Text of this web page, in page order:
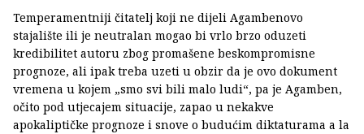
Temperamentniji čitatelj koji ne dijeli Agambenovo
stajalište ili je neutralan mogao bi vrlo brzo oduzeti
kredibilitet autoru zbog promašene beskompromisne
prognoze, ali ipak treba uzeti u obzir da je ovo dokument
vremena u kojem „smo svi bili malo ludi“, pa je Agamben,
očito pod utjecajem situacije, zapao u nekakve
apokaliptičke prognoze i snove o budućim diktaturama a la